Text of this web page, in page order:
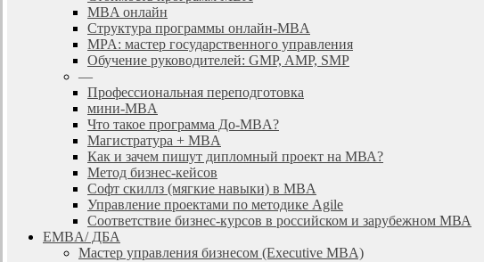
MBA онлайн
Cтруктура программы онлайн-MBA
MPA: мастер государственного управления
Обучение руководителей: GMP, AMP, SMP
—
Профессиональная переподготовка
мини-MBA
Что такое программа До-MBA?
Магистратура + MBA
Как и зачем пишут дипломный проект на МВА?
Метод бизнес-кейсов
Софт скиллз (мягкие навыки) в MBA
Управление проектами по методике Agile
Соответствие бизнес-курсов в российском и зарубежном МВА
EMBA/ ДБA
Мастер управления бизнесом (Executive MBA)